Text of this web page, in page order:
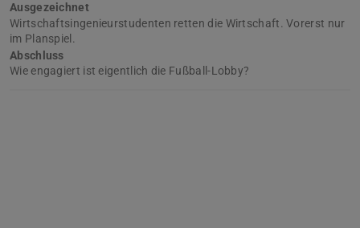
Ausgezeichnet
Wirtschaftsingenieurstudenten retten die Wirtschaft. Vorerst nur
im Planspiel.
Abschluss
Wie engagiert ist eigentlich die Fußball-Lobby?